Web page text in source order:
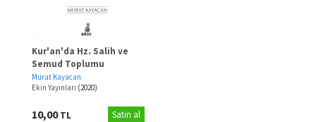
Kur'an'da Hz. Salih ve
Semud Toplumu
Murat Kayacan
Ekin Yayınları (2020)
10,00TL Satın al